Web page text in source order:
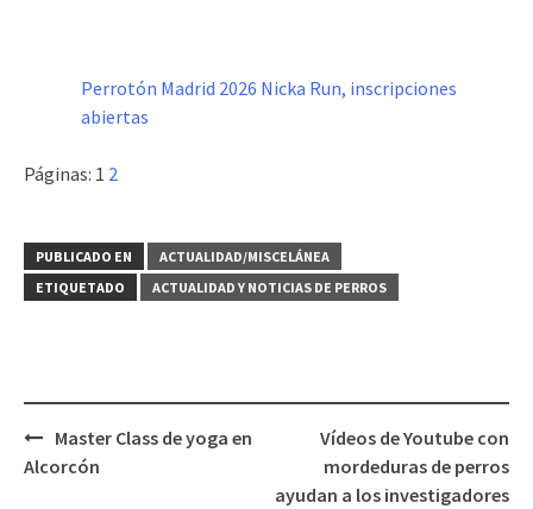
Perrotón Madrid 2026 Nicka Run, inscripciones
abiertas
Páginas: 1 2
PUBLICADO EN
ACTUALIDAD/MISCELÁNEA
ETIQUETADO
ACTUALIDAD Y NOTICIAS DE PERROS
Navegación
de
Master Class de yoga en
Alcorcón
Vídeos de Youtube con
mordeduras de perros
ayudan a los investigadores